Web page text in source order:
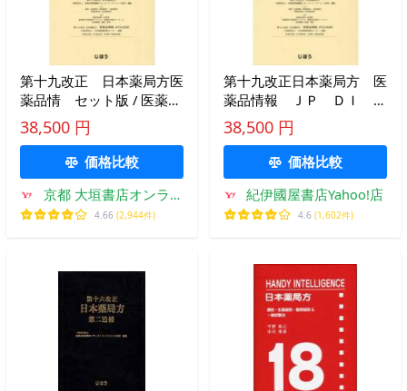
第十九改正 日本薬局方医
薬品情 セット版 / 医薬品
医療機器レギュ
38,500 円
価格比較
京都 大垣書店オンライ
ン
4.66 (2,944件)
第十九改正日本薬局方 医
薬品情報 ＪＰ ＤＩ ２
０２６ セット版
38,500 円
価格比較
紀伊國屋書店Yahoo!店
4.6 (1,602件)